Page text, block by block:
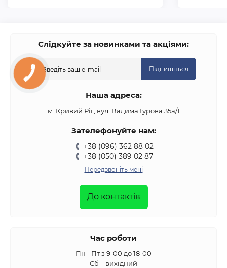
Слідкуйте за новинками та акціями:
Підпишіться
Наша адреса:
м. Кривий Ріг, вул. Вадима Гурова 35а/1
Зателефонуйте нам:
+38 (096) 362 88 02
+38 (050) 389 02 87
Передзвоніть мені
До контактів
Час роботи
Пн - Пт з 9-00 до 18-00
Сб – вихідний